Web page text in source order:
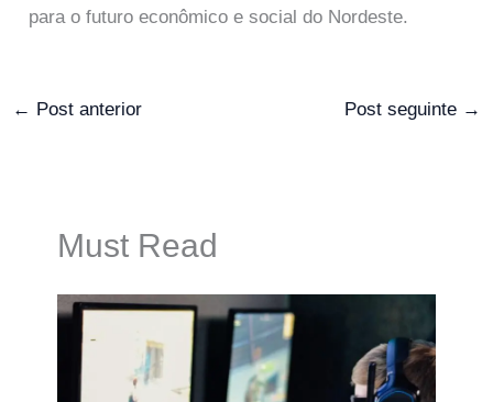
para o futuro econômico e social do Nordeste.
← Post anterior Post seguinte →
Must Read